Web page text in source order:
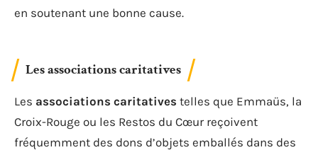
en soutenant une bonne cause.
Les associations caritatives
Les associations caritatives telles que Emmaüs, la
Croix-Rouge ou les Restos du Cœur reçoivent
fréquemment des dons d’objets emballés dans des